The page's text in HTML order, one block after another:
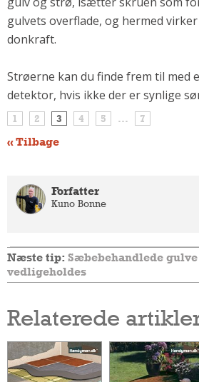
Belægning
Skadedyr
Andet
RENGØRING
Rengøring Af Overflader
Pletleksikon
gulvets overflade, og hermed
donkraft.
Strøerne kan du finde frem til med
detektor, hvis ikke der er synlige
1 2 3 4 5 ... 7
« Tilbage
Forfatter
Kuno Bonne
Næste tip: Sæbebehandlede
vedligeholdes
Relaterede